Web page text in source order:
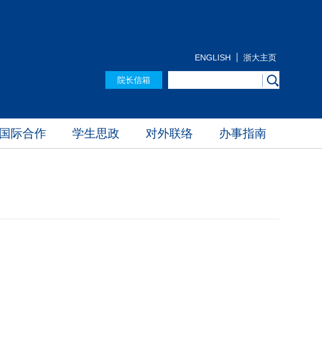
ENGLISH 浙大主页
院长信箱
国际合作 学生思政 对外联络 办事指南